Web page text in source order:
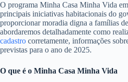
O programa Minha Casa Minha Vida
principais iniciativas habitacionais do
proporcionar moradia digna a famílias
abordaremos detalhadamente como
cadastro corretamente, informações
previstas para o ano de 2025.
O que é o Minha Casa Minha Vida